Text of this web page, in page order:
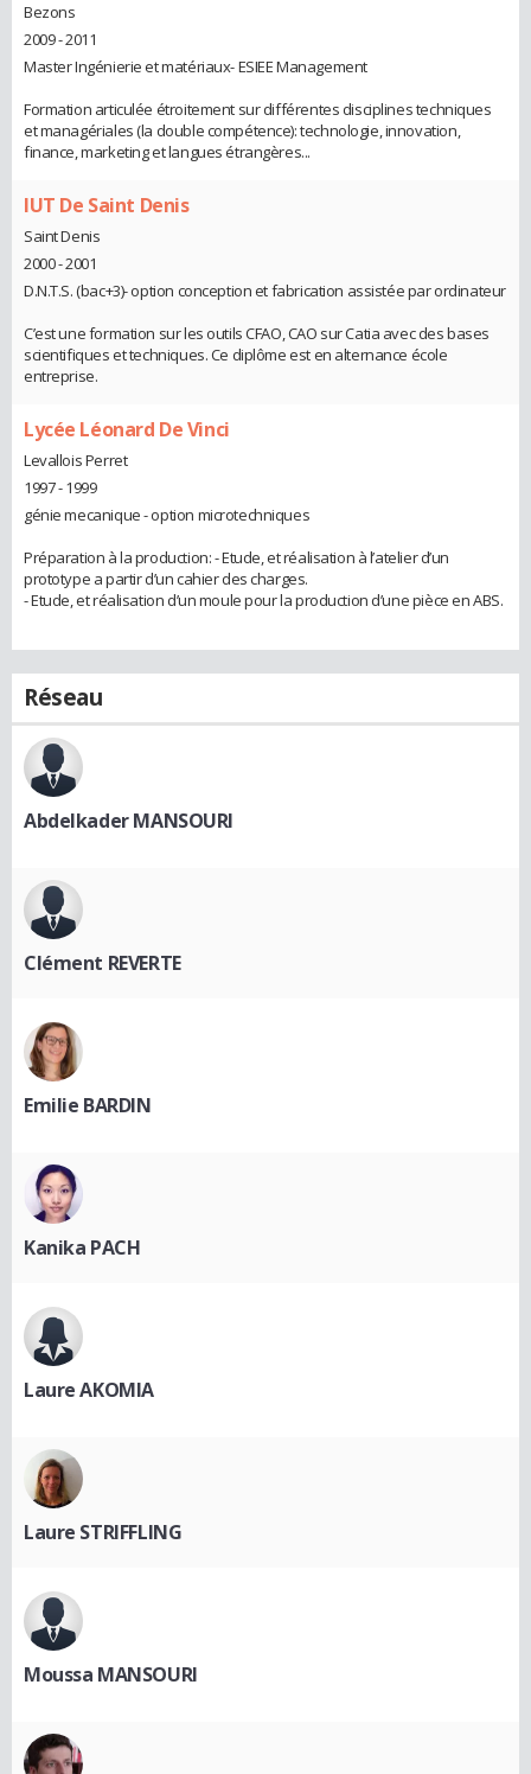
Bezons
2009 - 2011
Master Ingénierie et matériaux- ESIEE Management
Formation articulée étroitement sur différentes disciplines techniques
et managériales (la double compétence): technologie, innovation,
finance, marketing et langues étrangères...
IUT De Saint Denis
Saint Denis
2000 - 2001
D.N.T.S. (bac+3)- option conception et fabrication assistée par ordinateur
C’est une formation sur les outils CFAO, CAO sur Catia avec des bases
scientifiques et techniques. Ce diplôme est en alternance école
entreprise.
Lycée Léonard De Vinci
Levallois Perret
1997 - 1999
génie mecanique - option microtechniques
Préparation à la production: - Etude, et réalisation à l’atelier d’un
prototype a partir d’un cahier des charges.
- Etude, et réalisation d’un moule pour la production d’une pièce en ABS.
Réseau
Abdelkader MANSOURI
Clément REVERTE
Emilie BARDIN
Kanika PACH
Laure AKOMIA
Laure STRIFFLING
Moussa MANSOURI